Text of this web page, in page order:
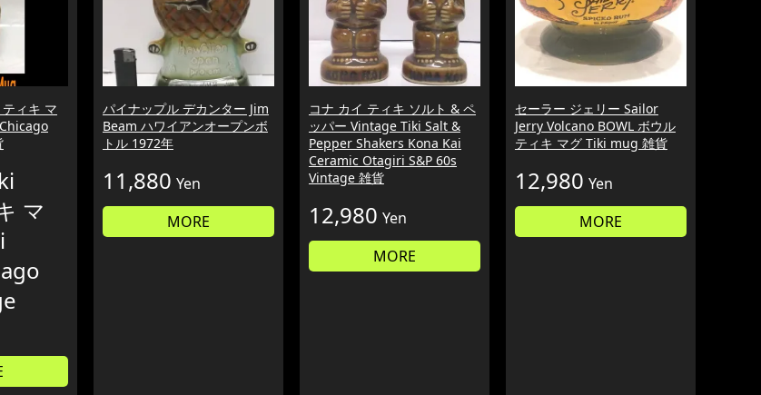
ィキ マ
マ
パイナップル デカンター Jim
Beam ハワイアンオープンボ
トル 1972年
11,880 Yen
MORE
コナ カイ ティキ ソルト & ペ
ッパー Vintage Tiki Salt &
Pepper Shakers Kona Kai
Ceramic Otagiri S&P 60s
Vintage 雑貨
12,980 Yen
MORE
セーラー ジェリー Sailor
Jerry Volcano BOWL ボウル
ティキ マグ Tiki mug 雑貨
12,980 Yen
MORE